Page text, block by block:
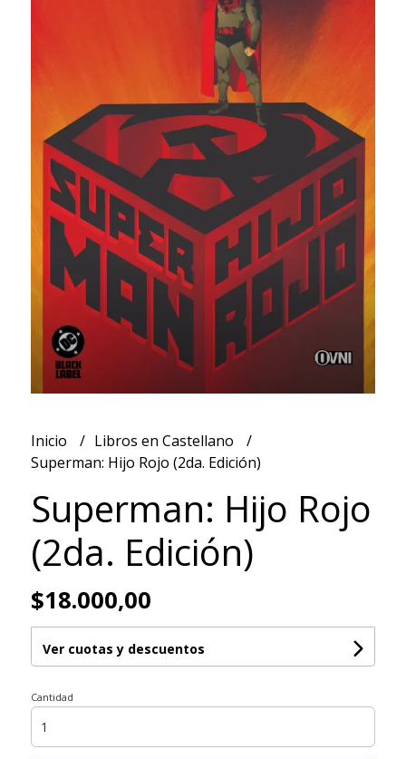
Inicio
Libros en Castellano
Superman: Hijo Rojo (2da. Edición)
Superman: Hijo Rojo
(2da. Edición)
$18.000,00
Ver cuotas y descuentos
Cantidad